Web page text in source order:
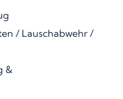
/ Lauschabwehr /
&